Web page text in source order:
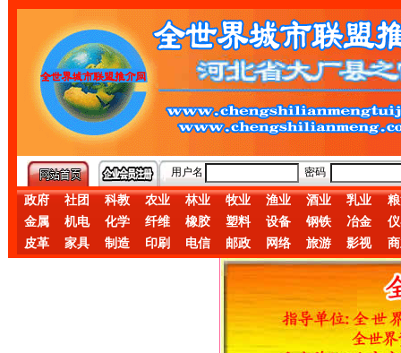
用户名 密码
政府 社团 科教 农业 林业 牧业 渔业 酒业 乳业
金属
机电 化学 纤维 橡胶 塑料 设备 钢铁 冶金
皮革
家具 制造 印刷 电信 邮政 网络 旅游 影视